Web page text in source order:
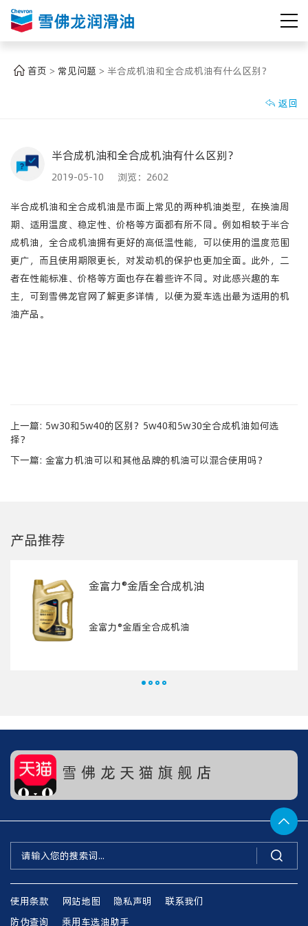
首页 > 常见问题 > 半合成机油和全合成机油有什么区别？
 返回
半合成机油和全合成机油有什么区别？
2019-05-10 浏览： 2602
半合成机油和全合成机油是市面上常见的两种机油类型，在换油周
期、适用温度、稳定性、价格等方面都有所不同。例如相较于半合
成机油，全合成机油拥有更好的高低温性能，可以使用的温度范围
更广，而且使用期限更长，对发动机的保护也更加全面。此外，二
者在性能标准、价格等方面也存在着些许不同。对此感兴趣的车
主，可到雪佛龙官网了解更多详情，以便为爱车选出最为适用的机
油产品。
上一篇: 5w30和5w40的区别？5w40和5w30全合成机油如何选
择？
下一篇: 金富力机油可以和其他品牌的机油可以混合使用吗？
产品推荐
金富力®金盾全合成机油
金富力®金盾全合成机油
雪 佛 龙 天 猫 旗 舰 店


使用条款 网站地图 隐私声明
联系我们
防伪查询
乘用车选油助手